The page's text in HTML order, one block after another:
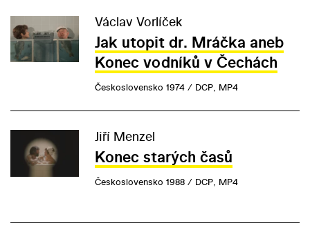
Václav Vorlíček
Jak utopit dr. Mráčka aneb
Konec vodníků v Čechách
Československo 1974 / DCP, MP4
Jiří Menzel
Konec starých časů
Československo 1988 / DCP, MP4